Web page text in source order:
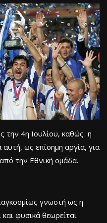
την 4η Ιουλίου, καθώς η
ως επίσημη αργία, για
την Εθνική ομάδα.
γνωστή ως η
φυσικά θεωρείται